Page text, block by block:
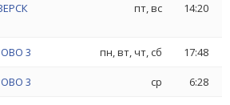
пт, вс 14:20
3 пн, вт, чт, сб 17:48
3 ср 6:28